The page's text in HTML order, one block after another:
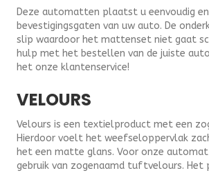
Deze automatten plaatst u eenvoudig
bevestigingsgaten van uw auto. De
slip waardoor het mattenset niet gaat
hulp met het bestellen van de juiste
het onze klantenservice!
VELOURS
Velours is een textielproduct met een
Hierdoor voelt het weefseloppervlak
het een matte glans. Voor onze
gebruik van zogenaamd tuftvelours. Het